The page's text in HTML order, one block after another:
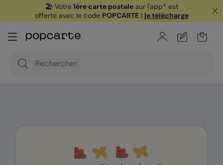
🏖️ Votre1ère carte postale sur l'app* est
offerte avec le code POPCARTE| je télécharge